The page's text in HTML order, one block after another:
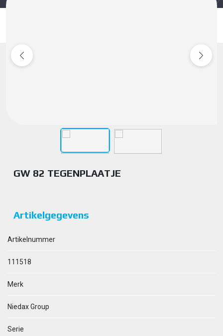
GW 82 TEGENPLAATJE
Artikelgegevens
Artikelnummer
111518
Merk
Niedax Group
Serie